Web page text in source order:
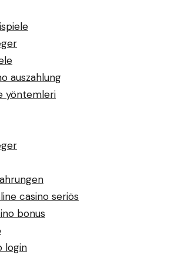
auszahlung
yöntemleri
casino seriös
bonus
login